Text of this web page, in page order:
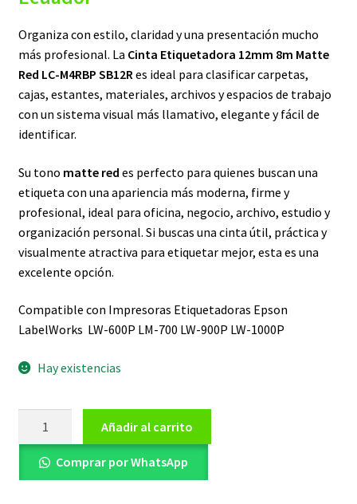
Organiza con estilo, claridad y una presentación mucho
más profesional. La Cinta Etiquetadora 12mm 8m Matte
Red LC-M4RBP SB12Res ideal para clasificar carpetas,
cajas, estantes, materiales, archivos y espacios de trabajo
con un sistema visual más llamativo, elegante y fácil de
identificar.
Su tono matte red es perfecto para quienes buscan una
etiqueta con una apariencia más moderna, firme y
profesional, ideal para oficina, negocio, archivo, estudio y
organización personal. Si buscas una cinta útil, práctica y
visualmente atractiva para etiquetar mejor, esta es una
excelente opción.
Compatible con Impresoras Etiquetadoras Epson
LabelWorks LW-600P LM-700 LW-900P LW-1000P
Hay existencias
12mm
8m
Añadir al carrito
Comprar por WhatsApp